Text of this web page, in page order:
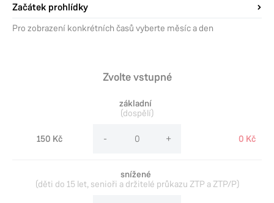
Začátek prohlídky
Pro zobrazení konkrétních časů vyberte měsíc a den
Zvolte vstupné
základní
(dospělí)
150 Kč - + 0 Kč
snížené
(děti do 15 let, senioři a držitelé průkazu ZTP a ZTP/P)